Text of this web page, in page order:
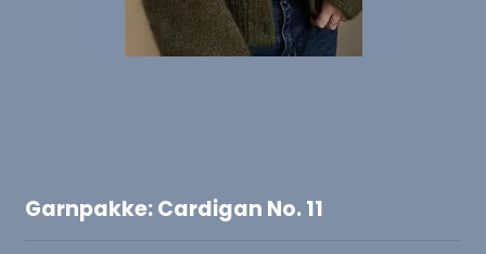
Garnpakke: Cardigan No. 11